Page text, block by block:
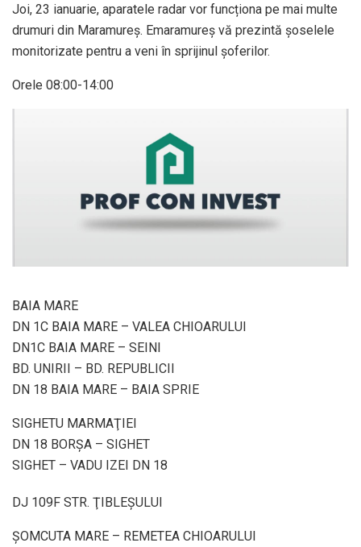
Joi, 23 ianuarie, aparatele radar vor funcționa pe mai multe
drumuri din Maramureș. Emaramureş vă prezintă şoselele
monitorizate pentru a veni în sprijinul șoferilor.
Orele 08:00-14:00
BAIA MARE
DN 1C BAIA MARE – VALEA CHIOARULUI
DN1C BAIA MARE – SEINI
BD. UNIRII – BD. REPUBLICII
DN 18 BAIA MARE – BAIA SPRIE
SIGHETU MARMAŢIEI
DN 18 BORŞA – SIGHET
SIGHET – VADU IZEI DN 18
DJ 109F STR. ŢIBLEŞULUI
ŞOMCUTA MARE – REMETEA CHIOARULUI